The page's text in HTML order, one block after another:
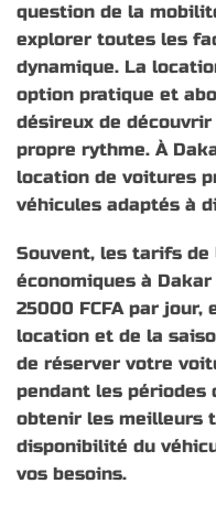
question de la
explorer toutes les
dynamique. La
option pratique et
désireux de
propre rythme. À
location de voitures
véhicules adaptés à
Souvent, les tarifs
économiques à
25000 FCFA par
location et de la
de réserver votre
pendant les périodes
obtenir les meilleurs
disponibilité du
vos besoins.